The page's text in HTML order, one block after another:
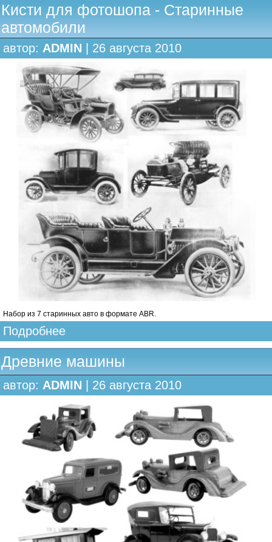
Кисти для фотошопа - Старинные
автомобили
автор: ADMIN | 26 августа 2010
Набор из 7 старинных авто в формате ABR.
Подробнее
Древние машины
автор: ADMIN | 26 августа 2010